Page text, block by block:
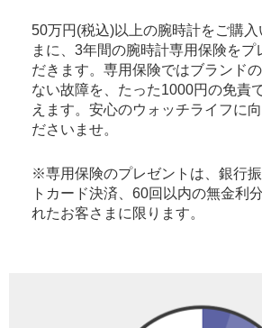
50万円(税込)以上の腕時計をご購入
まに、3年間の腕時計専用保険をプ
だきます。専用保険ではブランド
ない故障を、たった1000円の免責
えます。安心のウォッチライフに
ださいませ。
※専用保険のプレゼントは、銀行
トカード決済、60回以内の無金利
れたお客さまに限ります。